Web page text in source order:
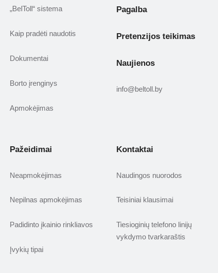
„BelToll“ sistema
Kaip pradėti naudotis
Dokumentai
Borto įrenginys
Apmokėjimas
Pagalba
Pretenzijos teikimas
Naujienos
info@beltoll.by
Pažeidimai
Neapmokėjimas
Nepilnas apmokėjimas
Padidinto įkainio rinkliavos
Įvykių tipai
Kontaktai
Naudingos nuorodos
Teisiniai klausimai
Tiesioginių telefono linijų
vykdymo tvarkaraštis